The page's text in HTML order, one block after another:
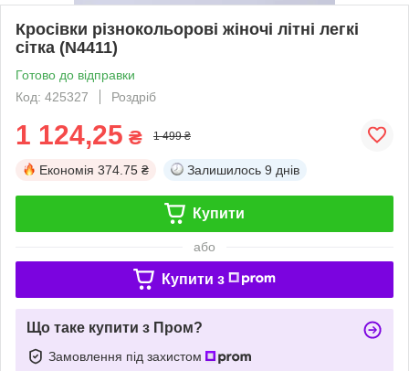
Кросівки різнокольорові жіночі літні легкі
сітка (N4411)
Готово до відправки
Код: 425327
Роздріб
1 124,25 ₴ 1 499 ₴
Економія 374.75 ₴ Залишилось 9 днів
Купити
або
Купити з
Що таке купити з Пром?
Замовлення під захистом